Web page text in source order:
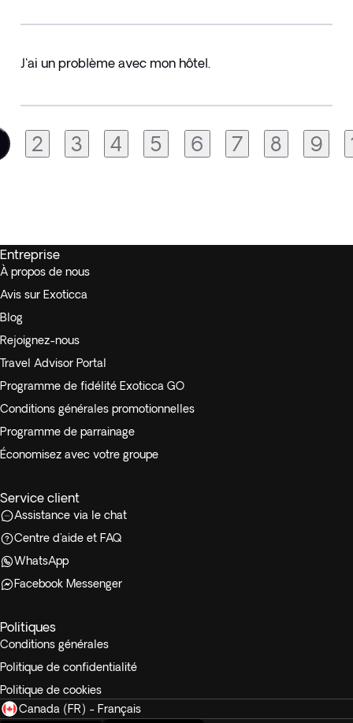
J'ai un problème avec mon hôtel.
2 3 4 5 6 7 8 9